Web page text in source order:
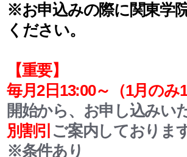
※お申込みの際に関東学
ください。
【重要】
毎月2日13:00～ （1月の
開始から、お申し込みい
別割引 ご案内しております
※条件あり